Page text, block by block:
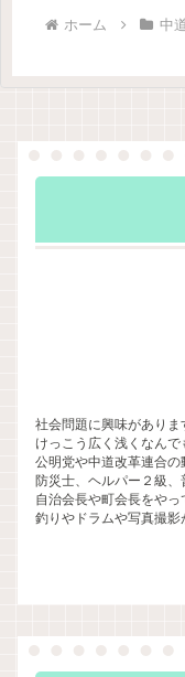
をテキスト要約
ホーム 中
社会問題に興味がありま
けっこう広く浅くなんで
公明党や中道改革連合の
防災士、ヘルパー２級、
自治会長や町会長をやっ
釣りやドラムや写真撮影